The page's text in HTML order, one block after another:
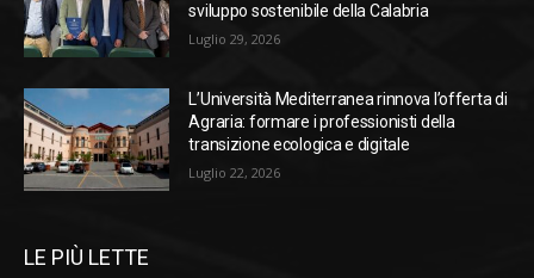
sviluppo sostenibile della Calabria
Luglio 29, 2026
L’Università Mediterranea rinnova l’offerta di
Agraria: formare i professionisti della
transizione ecologica e digitale
Luglio 22, 2026
LE PIÙ LETTE